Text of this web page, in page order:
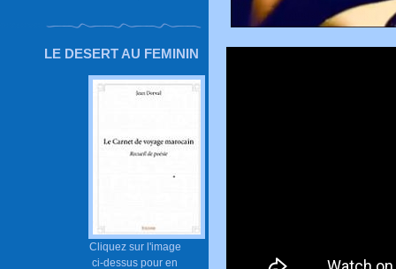
LE DESERT AU FEMININ
Cliquez sur l'image
ci-dessus pour en